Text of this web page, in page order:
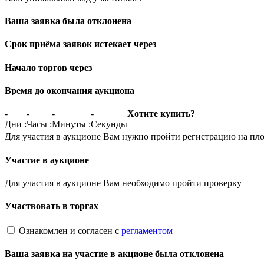
Ваша заявка была отклонена
Срок приёма заявок истекает через
Начало торгов через
Время до окончания аукциона
-
Дни :
-
Часы :
-
Минуты :
-
Секунды
Хотите купить?
Для участия в аукционе Вам нужно пройти регистрацию на
Участие в аукционе
Для участия в аукционе Вам необходимо пройти проверку
Участвовать в торгах
Ознакомлен и согласен с регламентом
Ваша заявка на участие в акционе была отклонена